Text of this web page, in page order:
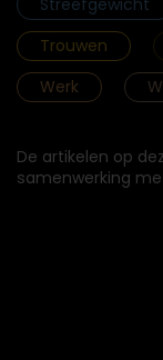
Trouwen
Werk
De artikelen op
samenwerking